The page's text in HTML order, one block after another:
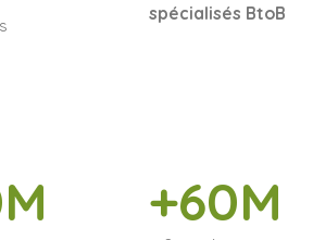
spécialisés BtoB
+60M